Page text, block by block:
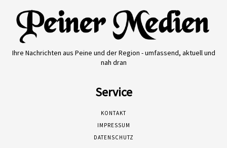
Ihre Nachrichten aus Peine und der Region - umfassend, aktuell und
nah dran
Service
KONTAKT
IMPRESSUM
DATENSCHUTZ